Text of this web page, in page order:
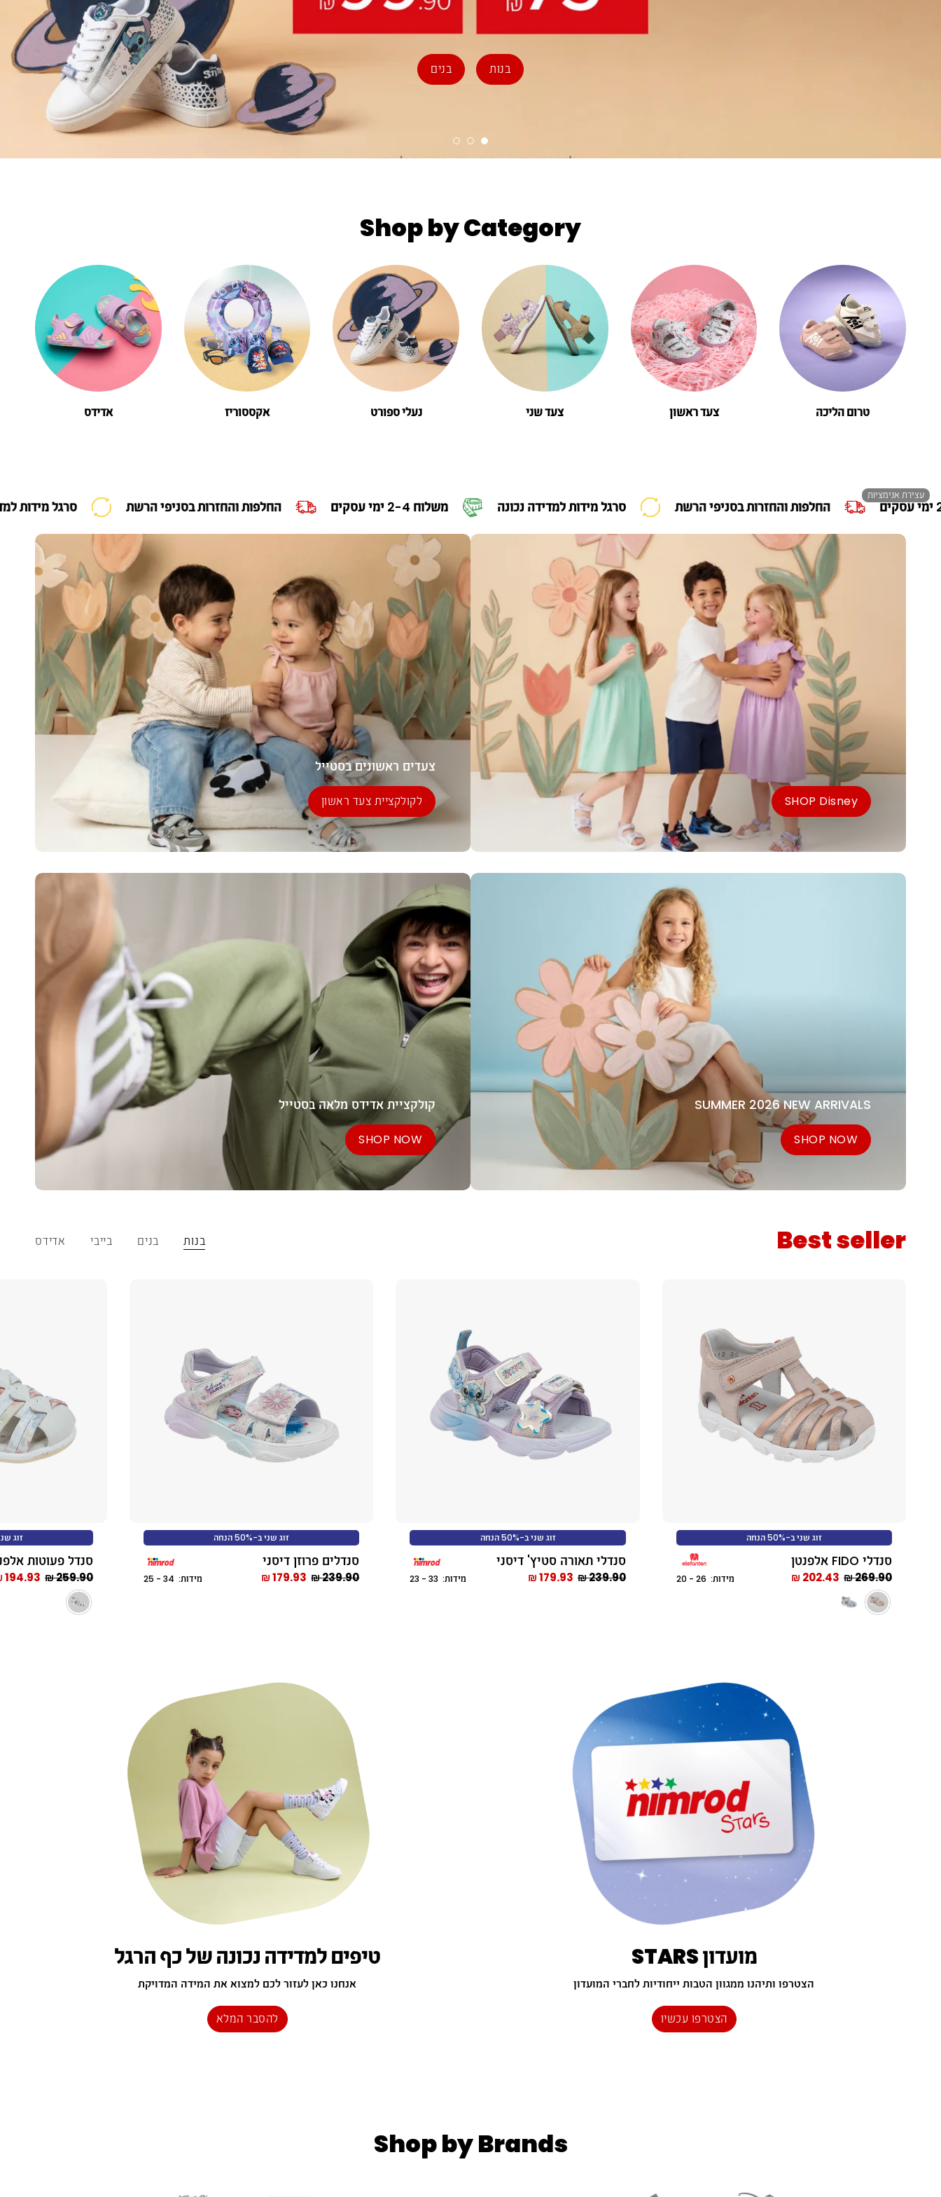
בנות בנים
Shop by Category
טרום הליכה צעד ראשון צעד שני נעלי ספורט אקססוריז אדידס
עצירת אנימציות
החלפות והחזרות בסניפי הרשת משלוח 2-4 ימי עסקים סרגל מידות למדידה נכונה החלפות והחזרות בסניפי הרשת משלוח 2-4 ימי עסקים
צעדים ראשונים בסטייל
לקולקציית צעד ראשון SHOP Disney
קולקציית אדידס מלאה בסטייל
SHOP NOW
SUMMER 2026 NEW ARRIVALS
SHOP NOW
Best seller בנות בנים בייבי אדידס
זוג שני ב-50% הנחה
סנדלי FIDO אלפנטן
202.43 ₪ 269.90 ₪ מידות: 26 - 20
זוג שני ב-50% הנחה
סנדלי תאורה סטיץ' דיסני
179.93 ₪ 239.90 ₪ מידות: 33 - 23
זוג שני ב-50% הנחה
סנדלים פרוזן דיסני
179.93 ₪ 239.90 ₪ מידות: 34 - 25
זוג שני ב-
סנדל פעוטות
194.93 ₪ 259.90 ₪
מועדון STARS
הצטרפו ותיהנו ממגוון הטבות ייחודיות לחברי המועדון
הצטרפו עכשיו
טיפים למדידה נכונה של כף הרגל
אנחנו כאן לעזור לכם למצוא את המידה המדויקת
להסבר המלא
Shop by Brands